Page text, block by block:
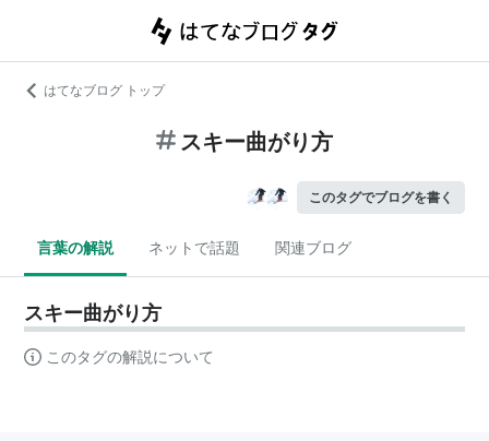
はてなブログ トップ
スキー曲がり方
このタグでブログを書く
言葉の解説 ネットで話題 関連ブログ
スキー曲がり方
このタグの解説について